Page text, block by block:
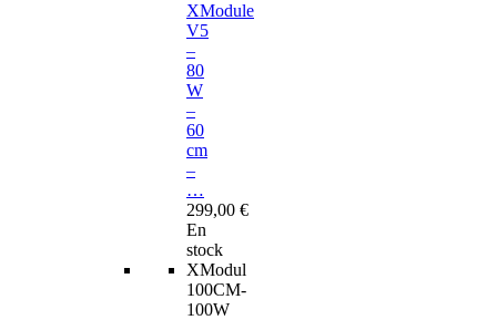
XModule
V5
–
80
W
–
60
cm
–
…
299,00 €
En
stock
XModul
100CM-
100W